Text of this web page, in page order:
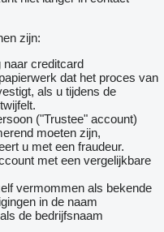
zijn:
naar creditcard
dat het proces van
als u tijdens de
("Trustee" account)
moeten zijn,
u met een fraudeur.
met een vergelijkbare
vermommen als bekende
in de naam
de bedrijfsnaam